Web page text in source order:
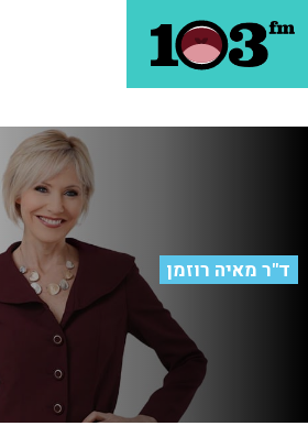
ד"ר מאיה רוזמן